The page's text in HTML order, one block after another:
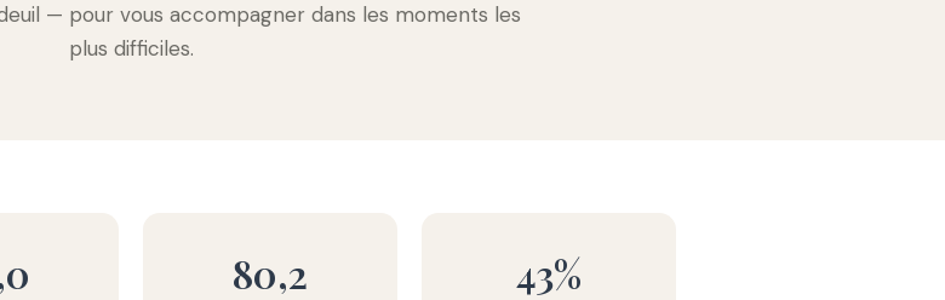
— pour vous accompagner dans les moments les
plus difficiles.
80,2 43%